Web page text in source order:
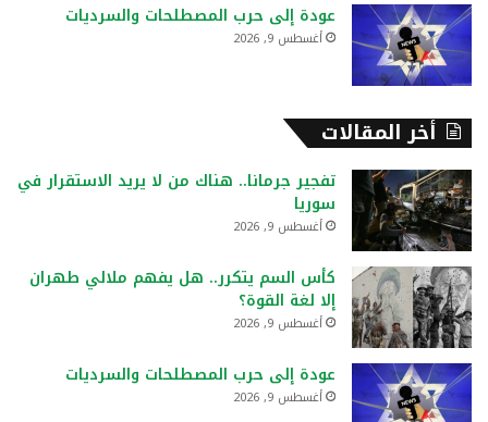
عودة إلى حرب المصطلحات والسرديات
أغسطس 9, 2026
أخر المقالات
تفجير جرمانا.. هناك من لا يريد الاستقرار في
سوريا
أغسطس 9, 2026
كأس السم يتكرر.. هل يفهم ملالي طهران
إلا لغة القوة؟
أغسطس 9, 2026
عودة إلى حرب المصطلحات والسرديات
أغسطس 9, 2026